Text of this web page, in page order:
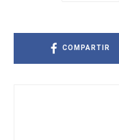
COMPARTIR